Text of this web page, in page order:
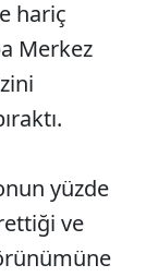
hariç
Merkez
yüzde
ve